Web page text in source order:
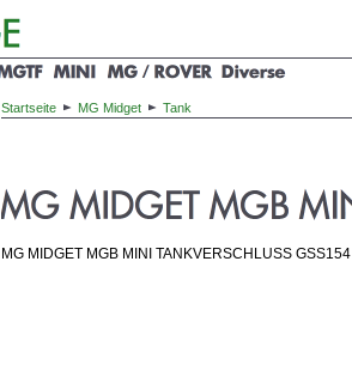
Startseite MG Midget Tank
MG MIDGET MGB MINI TANKVERSCHLUSS GSS154